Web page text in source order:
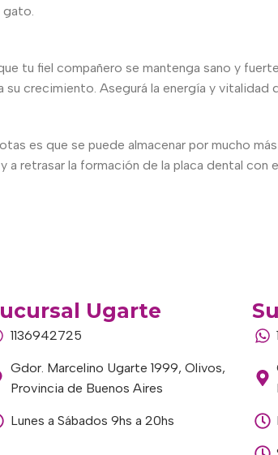
gato.
tu fiel compañero se mantenga sano y
crecimiento. Asegurá la energía y vitalidad
es que se puede almacenar por mucho
a retrasar la formación de la placa dental
Ugarte
1136942725
Gdor. Marcelino Ugarte 1999, Olivos,
Provincia de Buenos Aires
Lunes a Sábados 9hs a 20hs